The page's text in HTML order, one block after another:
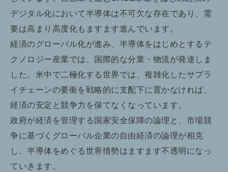
デジタル化において半導体は不可欠な存在であり、需
要は高まり高度化もますます進んでいます。
経済のグローバル化が進み、半導体をはじめとするテ
クノロジー産業では、国際的な分業・物流が発達しま
した。米中で二極化する世界では、複雑化したサプラ
イチェーンの要衝を戦略的に支配下に置かなければ、
経済の安定と競争力を保てなくなっています。
政府が経済を管理する国家安全保障の論理と、市場競
争に基づくグローバル企業の自由経済の論理が相克
し、半導体をめぐる世界情勢はますます不透明になっ
ていきます。